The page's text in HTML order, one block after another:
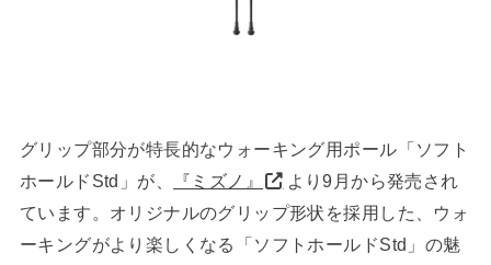
グリップ部分が特長的なウォーキング用ポール「ソフト
ホールドStd」が、
『ミズノ』
より9月から発売され
ています。オリジナルのグリップ形状を採用した、ウォ
ーキングがより楽しくなる「ソフトホールドStd」の魅